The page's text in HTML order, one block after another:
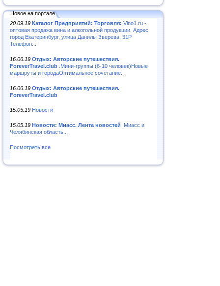
Новое на портале
20.09.19 Каталог Предприятий: Торговля: Vino1.ru -
оптовая продажа вина и алкогольной продукции. Адрес:
город Екатеринбург, улица Данилы Зверева, 31Р
Телефон:..
16.06.19 Отдых: Авторские путешествия.
ForeverTravel.club .Мини-группы (6-10 человек)Новые
маршруты и городаОптимальное сочетание..
16.06.19 Отдых: Авторские путешествия.
ForeverTravel.club
15.05.19 Новости
15.05.19 Новости: Миасс. Лента новостей .Миасс и
Челябинская область...
Посмотреть все